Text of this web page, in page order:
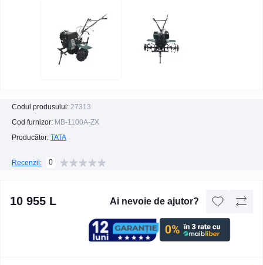
Codul produsului: 27313
Cod furnizor: MB-1100А-ZX
Producător: TATA
Recenzii: 0
10 955 L Ai nevoie de ajutor?